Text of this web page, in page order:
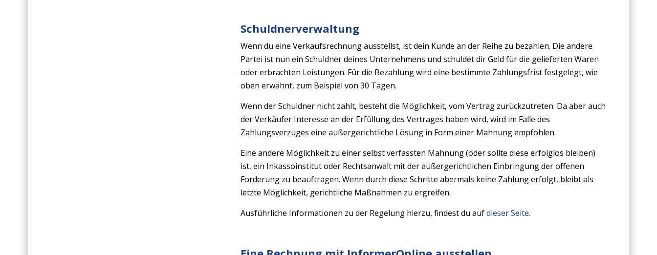
Schuldnerverwaltung
Wenn du eine Verkaufsrechnung ausstellst, ist dein Kunde an der Reihe zu bezahlen. Die andere
Partei ist nun ein Schuldner deines Unternehmens und schuldet dir Geld für die gelieferten Waren
oder erbrachten Leistungen. Für die Bezahlung wird eine bestimmte Zahlungsfrist festgelegt, wie
oben erwähnt, zum Beispiel von 30 Tagen.
Wenn der Schuldner nicht zahlt, besteht die Möglichkeit, vom Vertrag zurückzutreten. Da aber auch
der Verkäufer Interesse an der Erfüllung des Vertrages haben wird, wird im Falle des
Zahlungsverzuges eine außergerichtliche Lösung in Form einer Mahnung empfohlen.
Eine andere Möglichkeit zu einer selbst verfassten Mahnung (oder sollte diese erfolglos bleiben)
ist, ein Inkassoinstitut oder Rechtsanwalt mit der außergerichtlichen Einbringung der offenen
Forderung zu beauftragen. Wenn durch diese Schritte abermals keine Zahlung erfolgt, bleibt als
letzte Möglichkeit, gerichtliche Maßnahmen zu ergreifen.
Ausführliche Informationen zu der Regelung hierzu, findest du aufdieser Seite.